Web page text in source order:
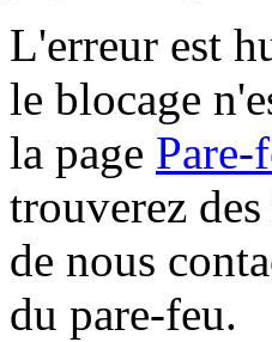
L'erreur est
le blocage
la page Pare-
trouverez
de nous
du pare-feu.